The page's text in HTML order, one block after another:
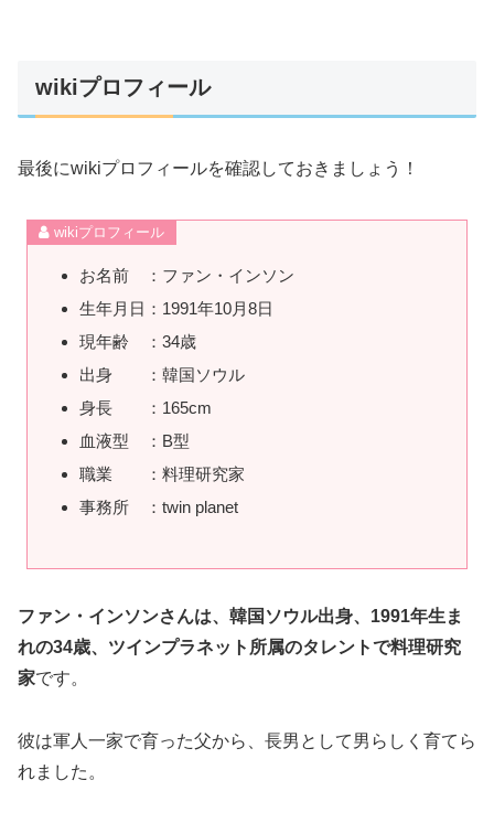
wikiプロフィール
最後にwikiプロフィールを確認しておきましょう！
wikiプロフィール
お名前 ：ファン・インソン
生年月日：1991年10月8日
現年齢 ：34歳
出身 ：韓国ソウル
身長 ：165cm
血液型 ：B型
職業 ：料理研究家
事務所 ：twin planet
ファン・インソンさんは、韓国ソウル出身、1991年生ま
れの34歳、ツインプラネット所属のタレントで料理研究
家です。
彼は軍人一家で育った父から、長男として男らしく育てら
れました。